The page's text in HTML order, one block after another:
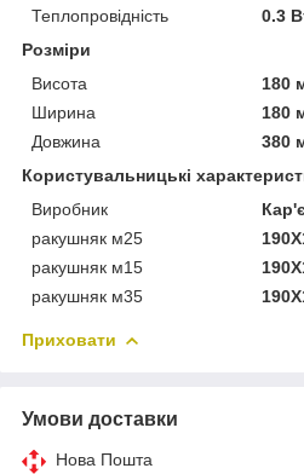
Теплопровідність
0.3
Розміри
Висота
180
Ширина
180
Довжина
380
Користувальницькі
Виробник
ракушняк м25
ракушняк м15
ракушняк м35
Приховати
Умови доставки
Нова Пошта